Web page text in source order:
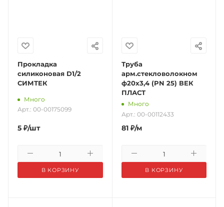
Прокладка
силиконовая D1/2
СИМТЕК
Много
Арт.: 00-00175099
5 ₽/шт
В КОРЗИНУ
Труба
арм.стекловолокном
ф20х3,4 (PN 25) ВЕК
ПЛАСТ
Много
Арт.: 00-00112433
81₽/м
В КОРЗИНУ